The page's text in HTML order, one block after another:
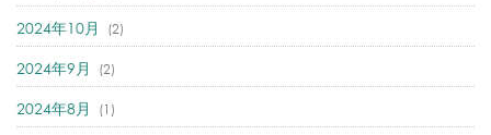
2024年10月 (2)
2024年9月 (2)
2024年8月 (1)